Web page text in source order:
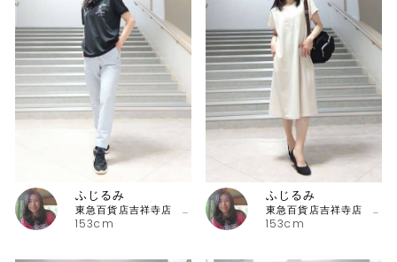
153cm
ふじるみ
東急百貨店吉祥寺店 ピッコーネ
153cm
ふじるみ
東急百貨店吉祥寺店 ピッコーネ